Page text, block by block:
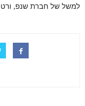
למשל של חברת שנפ,